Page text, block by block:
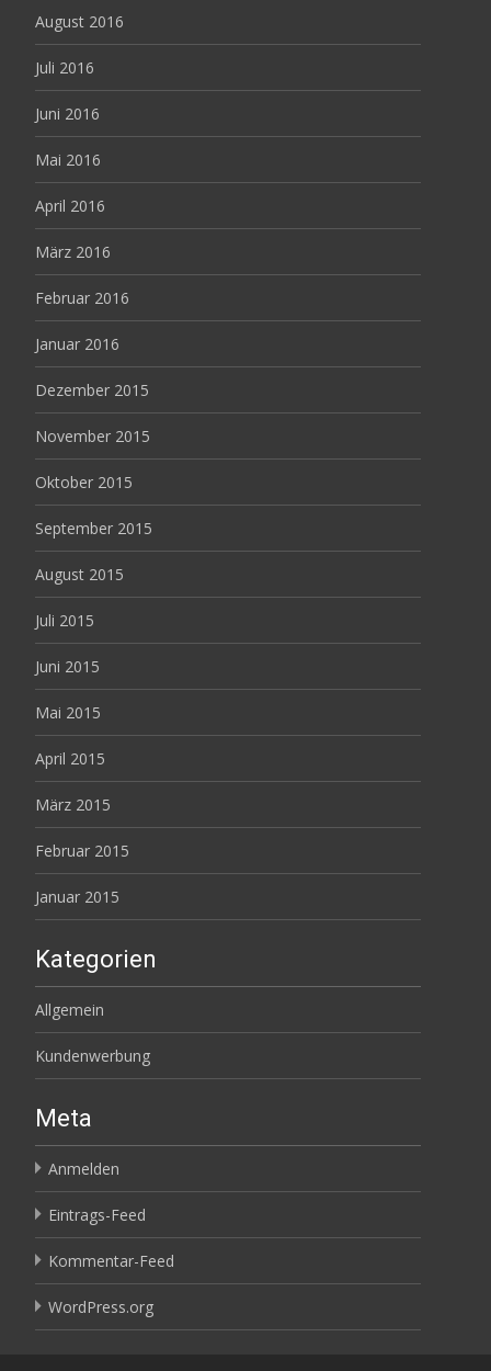
August 2016
Juli 2016
Juni 2016
Mai 2016
April 2016
März 2016
Februar 2016
Januar 2016
Dezember 2015
November 2015
Oktober 2015
September 2015
August 2015
Juli 2015
Juni 2015
Mai 2015
April 2015
März 2015
Februar 2015
Januar 2015
Kategorien
Allgemein
Kundenwerbung
Meta
Anmelden
Eintrags-Feed
Kommentar-Feed
WordPress.org